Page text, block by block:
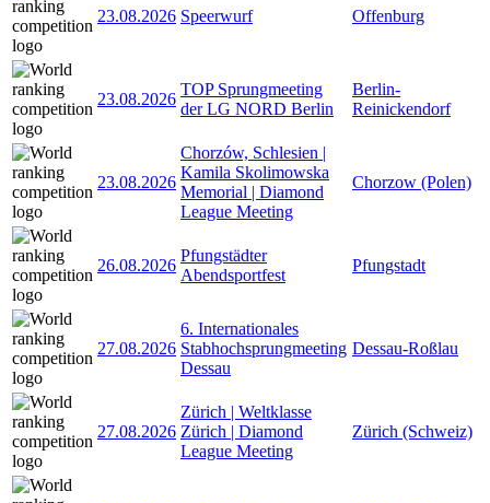
23.08.2026 Speerwurf Offenburg
23.08.2026
TOP Sprungmeeting
der LG NORD Berlin
Berlin-
Reinickendorf
23.08.2026
Chorzów, Schlesien |
Kamila Skolimowska
Memorial | Diamond
League Meeting
Chorzow (Polen)
26.08.2026
Pfungstädter
Abendsportfest
Pfungstadt
27.08.2026
6. Internationales
Stabhochsprungmeeting
Dessau
Dessau-Roßlau
27.08.2026
Zürich | Weltklasse
Zürich | Diamond
League Meeting
Zürich (Schweiz)